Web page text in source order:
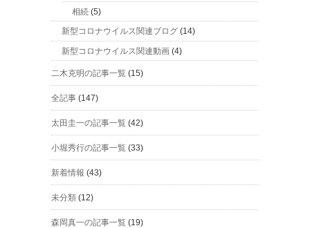
相続 (5)
新型コロナウイルス関連ブログ (14)
新型コロナウイルス関連動画 (4)
二木克明の記事一覧 (15)
全記事 (147)
太田圭一の記事一覧 (42)
小堀秀行の記事一覧 (33)
新着情報 (43)
未分類 (12)
森岡真一の記事一覧 (19)